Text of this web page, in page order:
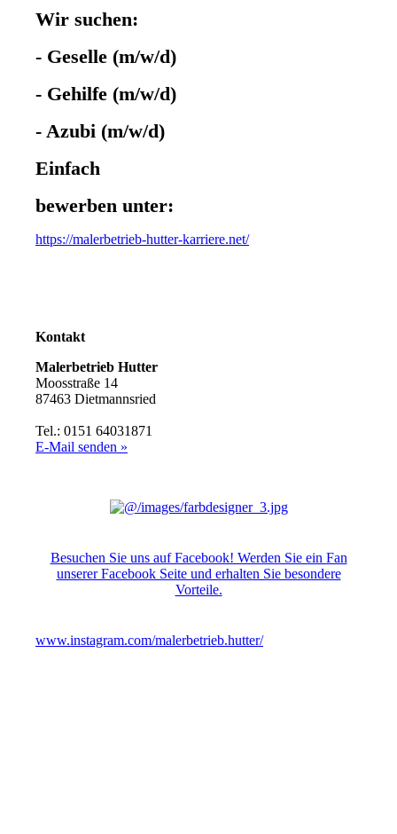
Wir suchen:
- Geselle (m/w/d)
- Gehilfe (m/w/d)
- Azubi (m/w/d)
Einfach
bewerben unter:
https://malerbetrieb-hutter-karriere.net/
Kontakt
Malerbetrieb Hutter
Moosstraße 14
87463 Dietmannsried
Tel.: 0151 64031871
E-Mail senden »
Besuchen Sie uns auf Facebook! Werden Sie ein Fan
unserer Facebook Seite und erhalten Sie besondere
Vorteile.
www.instagram.com/malerbetrieb.hutter/